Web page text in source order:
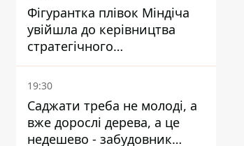
Фігурантка плівок Міндіча
увійшла до керівництва
стратегічного
держпідприємства -
працювала в Енергоатомі та
була заступницею
Галущенка
19:30
Саджати треба не молоді, а
вже дорослі дерева, а це
недешево - забудовник